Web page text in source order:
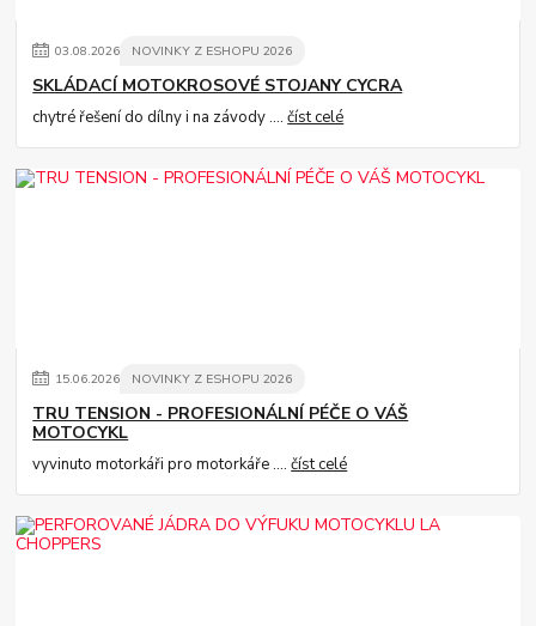
03.08.2026 NOVINKY Z ESHOPU 2026
SKLÁDACÍ MOTOKROSOVÉ STOJANY CYCRA
chytré řešení do dílny i na závody ....číst celé
15.06.2026 NOVINKY Z ESHOPU 2026
TRU TENSION - PROFESIONÁLNÍ PÉČE O VÁŠ
MOTOCYKL
vyvinuto motorkáři pro motorkáře ....číst celé